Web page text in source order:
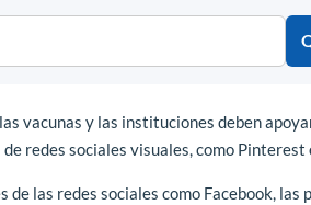
vacunas y las instituciones deben
redes sociales visuales, como
las redes sociales como Facebook,